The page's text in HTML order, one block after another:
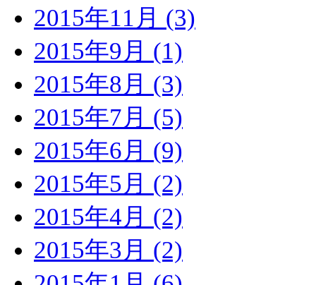
2015年11月 (3)
2015年9月 (1)
2015年8月 (3)
2015年7月 (5)
2015年6月 (9)
2015年5月 (2)
2015年4月 (2)
2015年3月 (2)